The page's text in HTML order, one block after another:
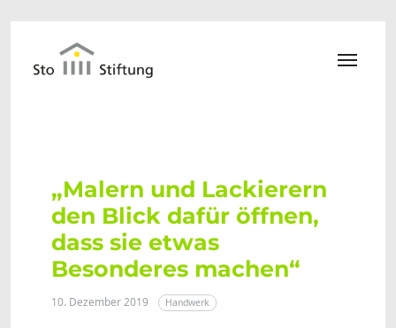
„Malern und Lackierern
den Blick dafür öffnen,
dass sie etwas
Besonderes machen“
10. Dezember 2019 Handwerk